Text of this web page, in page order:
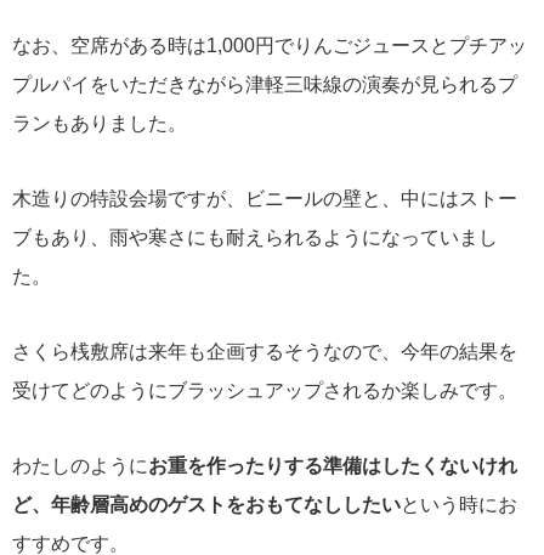
なお、空席がある時は1,000円でりんごジュースとプチアッ
プルパイをいただきながら津軽三味線の演奏が見られるプ
ランもありました。
木造りの特設会場ですが、ビニールの壁と、中にはストー
ブもあり、雨や寒さにも耐えられるようになっていまし
た。
さくら桟敷席は来年も企画するそうなので、今年の結果を
受けてどのようにブラッシュアップされるか楽しみです。
わたしのようにお重を作ったりする準備はしたくないけれ
ど、年齢層高めのゲストをおもてなししたいという時にお
すすめです。